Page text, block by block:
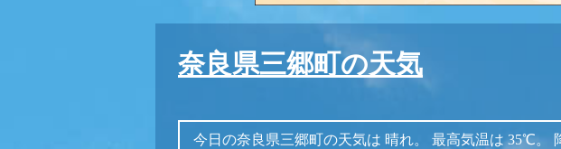
奈良県三郷町の天気
今日の奈良県三郷町の天気は 晴れ。 最高気温は 35℃。